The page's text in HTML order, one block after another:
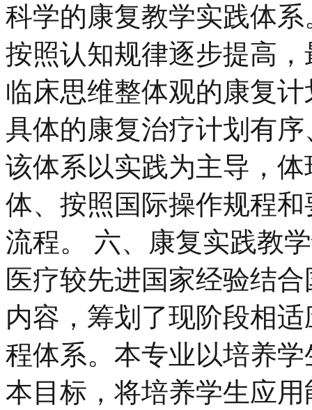
科学的康复教学实践体
按照认知规律逐步提高
临床思维整体观的康复
具体的康复治疗计划有
该体系以实践为主导，
体、按照国际操作规程
流程。 六、康复实践教
医疗较先进国家经验结
内容，筹划了现阶段相
程体系。本专业以培养
本目标，将培养学生应